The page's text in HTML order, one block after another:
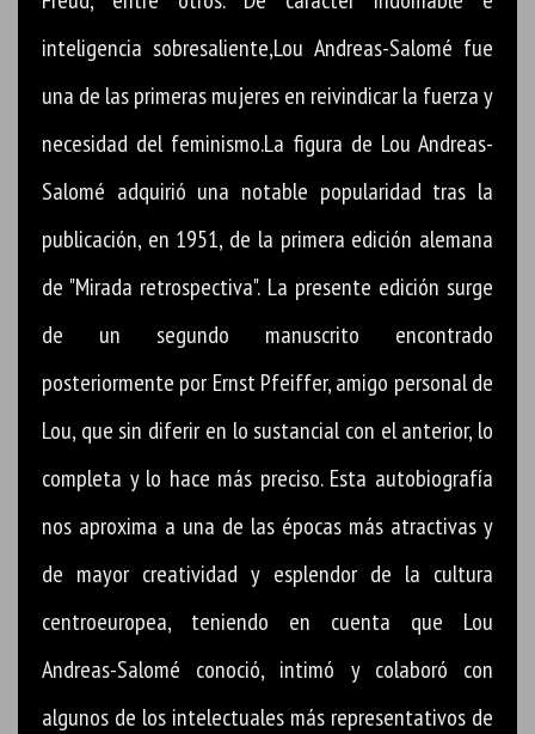
inteligencia sobresaliente,Lou Andreas-Salomé fue
una de las primeras mujeres en reivindicar la fuerza y
necesidad del feminismo.La figura de Lou Andreas-
Salomé adquirió una notable popularidad tras la
publicación, en 1951, de la primera edición alemana
de "Mirada retrospectiva". La presente edición surge
de un segundo manuscrito encontrado
posteriormente por Ernst Pfeiffer, amigo personal de
Lou, que sin diferir en lo sustancial con el anterior, lo
completa y lo hace más preciso. Esta autobiografía
nos aproxima a una de las épocas más atractivas y
de mayor creatividad y esplendor de la cultura
centroeuropea, teniendo en cuenta que Lou
Andreas-Salomé conoció, intimó y colaboró con
algunos de los intelectuales más representativos de